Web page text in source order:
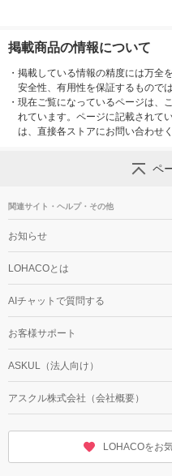
掲載商品の情報について
・ 掲載している情報の精度には万全
安全性、有用性を保証するもので
・ 現在ご覧になっているページは、
れています。ページに記載されて
は、直接各ストアにお問い合わせく
ペ
関連サイト・ヘルプ・その他
お知らせ
LOHACOとは
AIチャットで質問する
お客様サポート
ASKUL（法人向け）
アスクル株式会社（会社概要）
LOHACOをお